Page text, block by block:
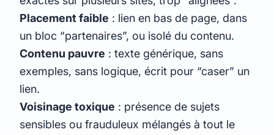
Placement faible : lien en bas de page, dans
un bloc “partenaires”, ou isolé du contenu.
Contenu pauvre : texte générique, sans
exemples, sans logique, écrit pour “caser” un
lien.
Voisinage toxique : présence de sujets
sensibles ou frauduleux mélangés à tout le